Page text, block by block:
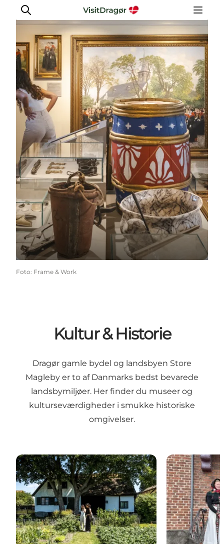
Oplev
Kultur & Historie
Byliv & Mad
Natur & Friluftsliv
For børn
Praktisk
Foto: Frame & Work
Kultur & Historie
Dragør gamle bydel og landsbyen Store
Magleby er to af Danmarks bedst bevarede
landsbymiljøer. Her finder du museer og
kulturseværdigheder i smukke historiske
omgivelser.
Museerne i Dragør Hollænderne